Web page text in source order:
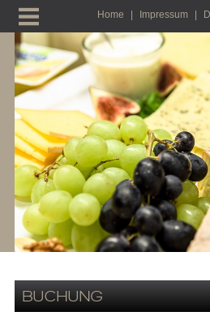
Home Impressum
BUCHUNG